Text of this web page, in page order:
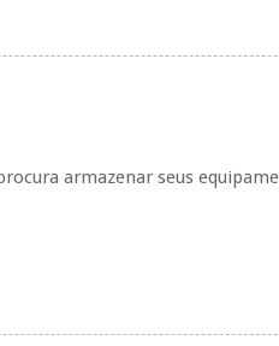
armazenar seus